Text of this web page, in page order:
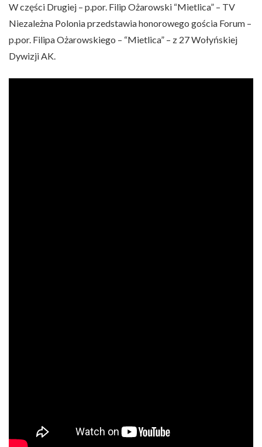
W części Drugiej – p.por. Filip Ożarowski “Mietlica” – TV
Niezależna Polonia przedstawia honorowego gościa Forum –
p.por. Filipa Ożarowskiego – “Mietlica” – z 27 Wołyńskiej
Dywizji AK.